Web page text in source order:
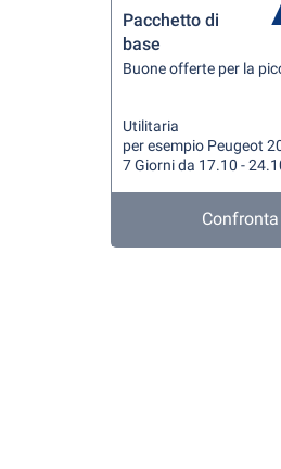
Pacchetto di
base
Buone offerte per la
Utilitaria
per esempio Peugeot
7 Giorni da 17.10 -